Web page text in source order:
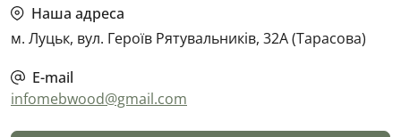
Наша адреса
м. Луцьк, вул. Героїв Рятувальників, 32А (Тарасова)
E-mail
infomebwood@gmail.com